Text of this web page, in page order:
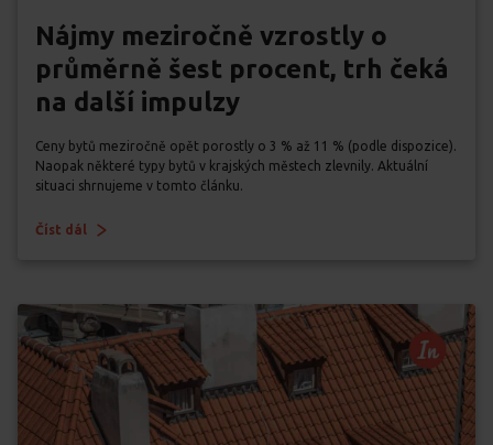
Nájmy meziročně vzrostly o
průměrně šest procent, trh čeká
na další impulzy
Ceny bytů meziročně opět porostly o 3 % až 11 % (podle dispozice).
Naopak některé typy bytů v krajských městech zlevnily. Aktuální
situaci shrnujeme v tomto článku.
Číst dál